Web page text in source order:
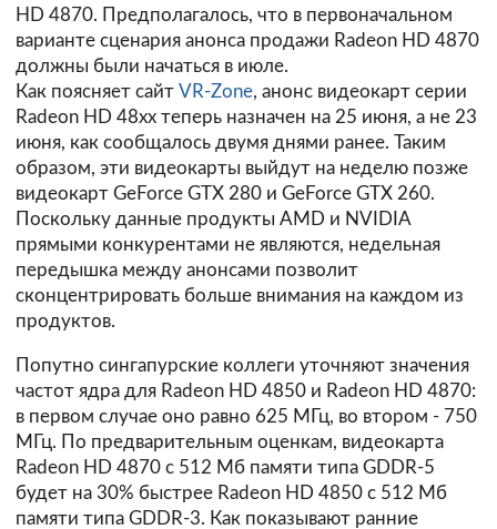
HD 4870. Предполагалось, что в первоначальном
варианте сценария анонса продажи Radeon HD 4870
должны были начаться в июле.
Как поясняет сайт VR-Zone, анонс видеокарт серии
Radeon HD 48xx теперь назначен на 25 июня, а не 23
июня, как сообщалось двумя днями ранее. Таким
образом, эти видеокарты выйдут на неделю позже
видеокарт GeForce GTX 280 и GeForce GTX 260.
Поскольку данные продукты AMD и NVIDIA
прямыми конкурентами не являются, недельная
передышка между анонсами позволит
сконцентрировать больше внимания на каждом из
продуктов.
Попутно сингапурские коллеги уточняют значения
частот ядра для Radeon HD 4850 и Radeon HD 4870:
в первом случае оно равно 625 МГц, во втором - 750
МГц. По предварительным оценкам, видеокарта
Radeon HD 4870 с 512 Мб памяти типа GDDR-5
будет на 30% быстрее Radeon HD 4850 с 512 Мб
памяти типа GDDR-3. Как показывают ранние